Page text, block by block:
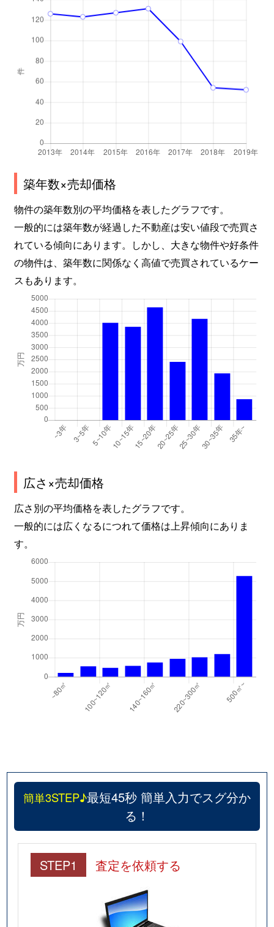
築年数×売却価格
物件の築年数別の平均価格を表したグラフです。
一般的には築年数が経過した不動産は安い値段で売買さ
れている傾向にあります。しかし、大きな物件や好条件
の物件は、築年数に関係なく高値で売買されているケー
スもあります。
広さ×売却価格
広さ別の平均価格を表したグラフです。
一般的には広くなるにつれて価格は上昇傾向にありま
す。
簡単3STEP♪最短45秒 簡単入力でスグ分か
る！
STEP1 査定を依頼する